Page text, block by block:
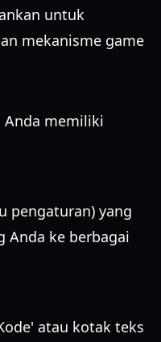
untuk
mekanisme game
Anda memiliki
pengaturan) yang
Anda ke berbagai
atau kotak teks